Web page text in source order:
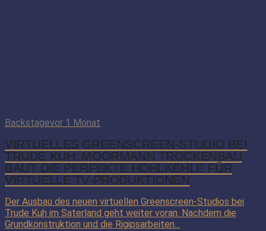
Backstagevor 1 Monat
VIRTUELLES GREENSCREEN-STUDIO BEI
TRUDE KUH: MOORMANN TROCKENBAU
BAUT DIE PERFEKTE HOHLKEHLE FÜR
VIRTUELLE TV-PRODUKTIONEN
Der Ausbau des neuen virtuellen Greenscreen-Studios bei
Trude Kuh im Saterland geht weiter voran. Nachdem die
Grundkonstruktion und die Rigipsarbeiten...